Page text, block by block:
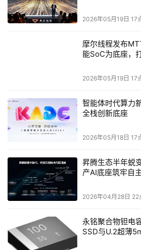
EXABYTE产品市场副总裁Kelly
在过去，只有大型企业可以购买的
而现在，由于市场需求不断增长，
上不断创新，目前任何大小的公司都
自动化磁带存储设备。在美国，超
数少于50人，成千上万的公司正在
更可靠的数据存储方法。VXA数据
ExaBotic机械臂一起为IT经理们提供
可靠性高的自动化备份和恢复解决
2026年05月19日 17
摩尔线程发布
能SoC为底座，
2026年05月19日 17
智能体时代算力
全栈创新底座
2026年05月18日 17
昇腾生态半年蜕
产AI底座筑牢自
2026年04月28日 22
永铭聚合物钽电
SSD与U.2超薄